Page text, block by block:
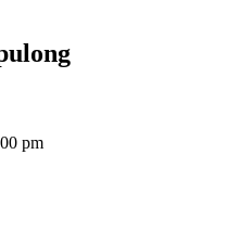
pm